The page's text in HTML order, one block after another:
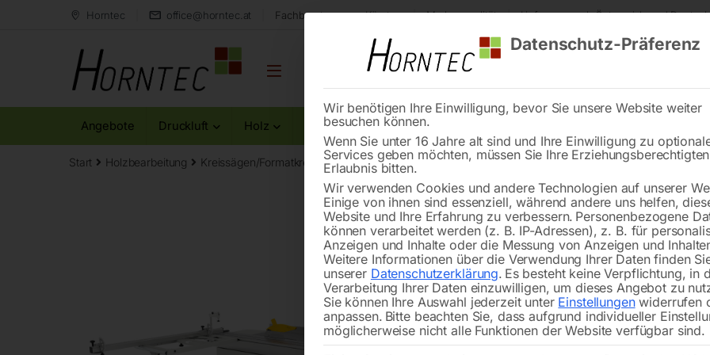
Horntec office@horntec.at Fachberatung aus Kärnten Markenqualität Lieferung nach Österreich und
Angebote Druckluft Holz Metall Reinigung
Start Holzbearbeitung Kreissägen/Formatkreissägen Formatkreissäge minimax si 4 – 315 / 26 mit Vorritzeinrichtung
🔍
Mit schwenkbarem Sägeblatt und
Datenschutz-Präferenz
Wir benötigen Ihre Einwilligung, bevor Sie unsere Website weiter
besuchen können.
Wenn Sie unter 16 Jahre alt sind und Ihre Einwilligung zu
Services geben möchten, müssen Sie Ihre
Erlaubnis bitten.
Wir verwenden Cookies und andere Technologien auf unserer
Einige von ihnen sind essenziell, während andere uns helfen,
Website und Ihre Erfahrung zu verbessern. Personenbezogene
können verarbeitet werden (z. B. IP-Adressen), z. B. für
Anzeigen und Inhalte oder die Messung von Anzeigen und
Weitere Informationen über die Verwendung Ihrer Daten finden
unserer Datenschutzerklärung. Es besteht keine Verpflichtung, in
Verarbeitung Ihrer Daten einzuwilligen, um dieses Angebot zu
Sie können Ihre Auswahl jederzeit unter Einstellungenwiderrufen
anpassen. Bitte beachten Sie, dass aufgrund individueller
möglicherweise nicht alle Funktionen der Website verfügbar sind.